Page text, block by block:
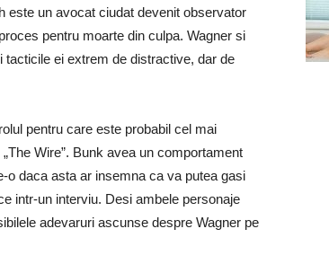
este un avocat ciudat devenit observator
pentru moarte din culpa. Wagner si
tacticile ei extrem de distractive, dar de
pentru care este probabil cel mai
Wire”. Bunk avea un comportament
o daca asta ar insemna ca va putea gasi
intr-un interviu. Desi ambele personaje
adevaruri ascunse despre Wagner pe